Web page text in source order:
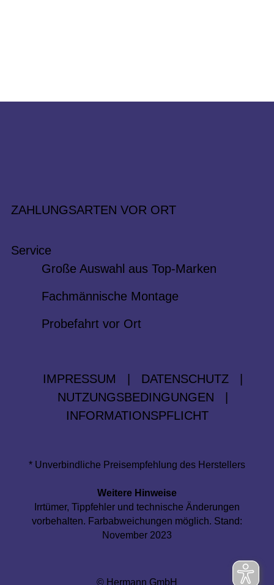
ZAHLUNGSARTEN VOR ORT
Service
Große Auswahl aus Top-Marken
Fachmännische Montage
Probefahrt vor Ort
IMPRESSUM DATENSCHUTZ
NUTZUNGSBEDINGUNGEN
INFORMATIONSPFLICHT
* Unverbindliche Preisempfehlung des Herstellers
Weitere Hinweise
Irrtümer, Tippfehler und technische Änderungen
vorbehalten. Farbabweichungen möglich. Stand:
November 2023
© Hermann GmbH